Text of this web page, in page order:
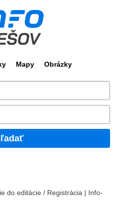
Mapy Obrázky
do editácie / Registrácia | Info-